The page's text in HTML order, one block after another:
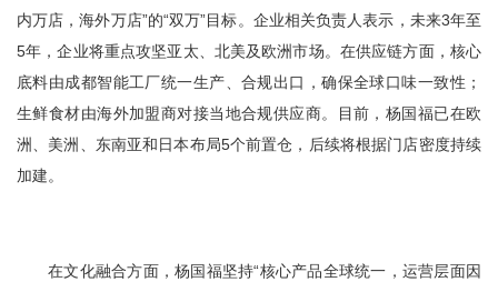
内万店，海外万店”的“双万”目标。企业相关负责人表示，未来3年至
5年，企业将重点攻坚亚太、北美及欧洲市场。在供应链方面，核心
底料由成都智能工厂统一生产、合规出口，确保全球口味一致性；
生鲜食材由海外加盟商对接当地合规供应商。目前，杨国福已在欧
洲、美洲、东南亚和日本布局5个前置仓，后续将根据门店密度持续
加建。
在文化融合方面，杨国福坚持“核心产品全球统一，运营层面因